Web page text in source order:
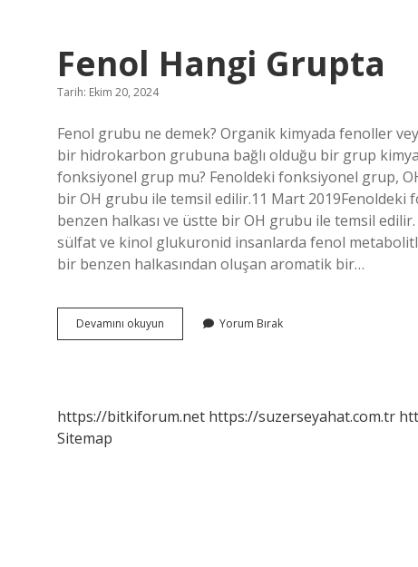
Fenol Hangi Grupta
Tarih: Ekim 20, 2024
Fenol grubu ne demek? Organik kimyada fenoller
bir hidrokarbon grubuna bağlı olduğu bir grup
fonksiyonel grup mu? Fenoldeki fonksiyonel grup,
bir OH grubu ile temsil edilir.11 Mart
benzen halkası ve üstte bir OH grubu ile temsil
sülfat ve kinol glukuronid insanlarda fenol
bir benzen halkasından oluşan aromatik bir…
Devamını okuyun
Hangi
Yorum Bırak
https://bitkiforum.net https://suzerseyahat.com.tr
Sitemap